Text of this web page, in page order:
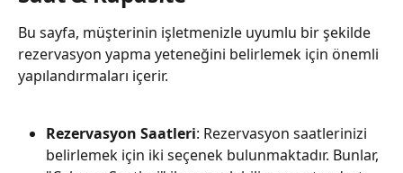
Bu sayfa, müşterinin işletmenizle uyumlu bir şekilde
rezervasyon yapma yeteneğini belirlemek için önemli
yapılandırmaları içerir.
Rezervasyon Saatleri: Rezervasyon saatlerinizi
belirlemek için iki seçenek bulunmaktadır. Bunlar,